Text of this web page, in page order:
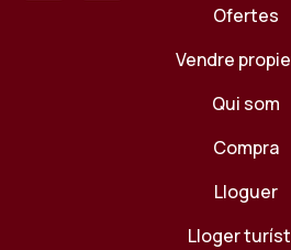
Ofertes
Vendre
Qui som
Compra
Lloguer
Lloger